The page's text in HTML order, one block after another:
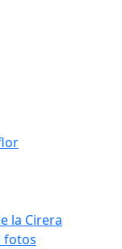
la Cirera
fotos